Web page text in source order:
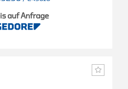
auf Anfrage